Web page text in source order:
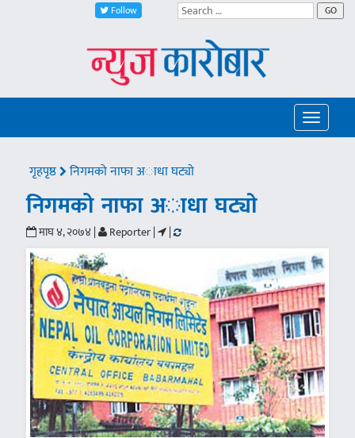
Follow GO
Toggle
गृहपृष्ठ निगमको नाफा अाधा घट्याे
निगमको नाफा अाधा घट्याे
माघ ४, २०७४ | Reporter | |